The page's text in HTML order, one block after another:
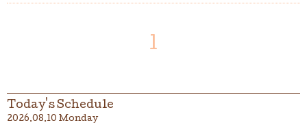
1
Today's Schedule
2026.08.10 Monday